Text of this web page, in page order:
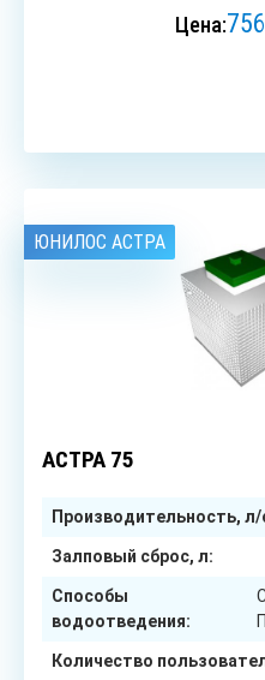
Цена:
ЮНИЛОС АСТРА
АСТРА 75
Производительность, л/
Залповый сброс, л:
Способы
водоотведения:
Количество